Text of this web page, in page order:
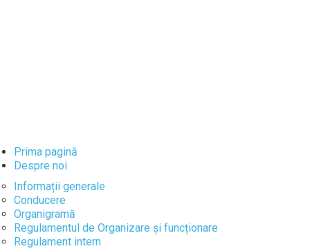
Prima pagină
Despre noi
Informații generale
Conducere
Organigramă
Regulamentul de Organizare și funcționare
Regulament intern